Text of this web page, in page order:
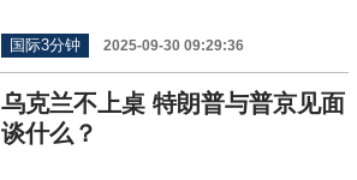
国际3分钟 2025-09-30 09:29:36
乌克兰不上桌 特朗普与普京见面
谈什么？